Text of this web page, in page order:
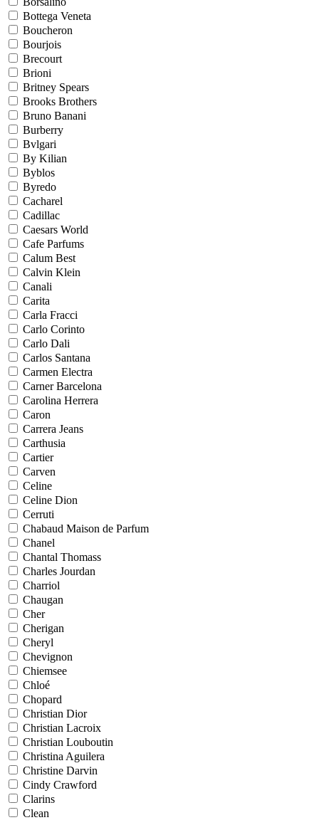
Bottega Veneta
Boucheron
Bourjois
Brecourt
Brioni
Britney Spears
Brooks Brothers
Bruno Banani
Burberry
Bvlgari
By Kilian
Byblos
Byredo
Cacharel
Cadillac
Caesars World
Cafe Parfums
Calum Best
Calvin Klein
Canali
Carita
Carla Fracci
Carlo Corinto
Carlo Dali
Carlos Santana
Carmen Electra
Carner Barcelona
Carolina Herrera
Caron
Carrera Jeans
Carthusia
Cartier
Carven
Celine
Celine Dion
Cerruti
Chabaud Maison de Parfum
Chanel
Chantal Thomass
Charles Jourdan
Charriol
Chaugan
Cher
Cherigan
Cheryl
Chevignon
Chiemsee
Chloé
Chopard
Christian Dior
Christian Lacroix
Christian Louboutin
Christina Aguilera
Christine Darvin
Cindy Crawford
Clarins
Clean